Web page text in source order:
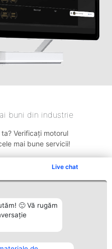
Live chat
🙂 Vă rugăm
buni din industrie
Verificați motorul
mai bune servicii!